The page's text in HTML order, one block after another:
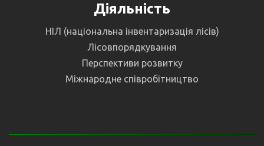
Діяльність
НІЛ (національна інвентаризація лісів)
Лісовпорядкування
Перспективи розвитку
Міжнародне співробітництво